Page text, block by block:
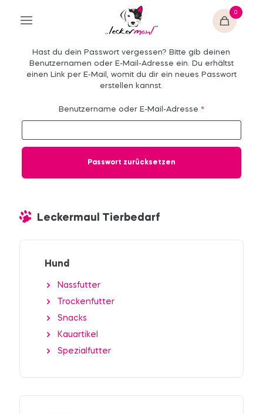
0
Hast du dein Passwort vergessen? Bitte gib deinen
Benutzernamen oder E-Mail-Adresse ein. Du erhältst
einen Link per E-Mail, womit du dir ein neues Passwort
erstellen kannst.
Benutzername oder E-Mail-Adresse *Erforderlich
Passwort zurücksetzen
Leckermaul Tierbedarf
Hund
Nassfutter
Trockenfutter
Snacks
Kauartikel
Spezialfutter